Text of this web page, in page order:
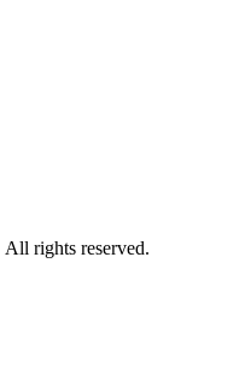
All rights reserved.